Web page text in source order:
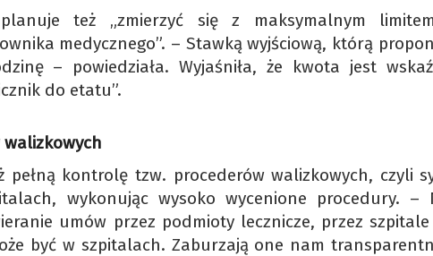
też „zmierzyć się z maksymalnym
medycznego”. – Stawką wyjściową, którą
– powiedziała. Wyjaśniła, że kwota jest
do etatu”.
pełną kontrolę tzw. procederów walizkowych, czyli
wykonując wysoko wycenione procedury. –
umów przez podmioty lecznicze, przez
być w szpitalach. Zaburzają one nam